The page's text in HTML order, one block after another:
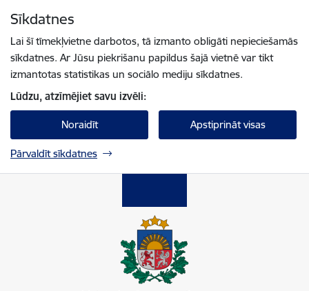
Sīkdatnes
Lai šī tīmekļvietne darbotos, tā izmanto obligāti nepieciešamās
sīkdatnes. Ar Jūsu piekrišanu papildus šajā vietnē var tikt
izmantotas statistikas un sociālo mediju sīkdatnes.
Lūdzu, atzīmējiet savu izvēli:
Noraidīt Apstiprināt visas
Pārvaldīt sīkdatnes